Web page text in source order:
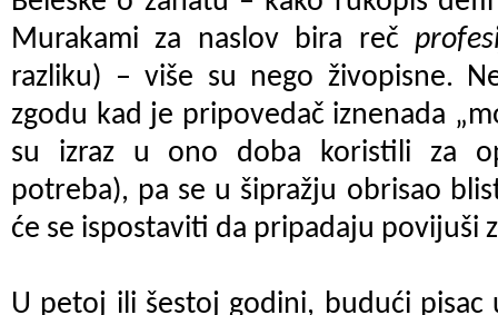
Murakami za naslov bira reč
razliku) – više su nego živopisne.
zgodu kad je pripovedač iznenada
su izraz u ono doba koristili za
potreba), pa se u šipražju obrisao
će se ispostaviti da pripadaju povijuši
U petoj ili šestoj godini, budući